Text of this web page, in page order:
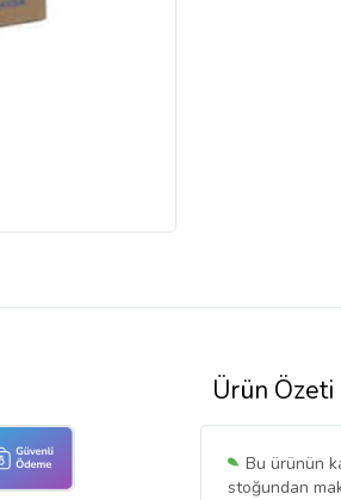
Ürün Özeti
Bu ürünün
stoğundan